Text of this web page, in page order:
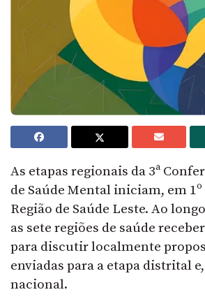
As etapas regionais da 3ª
de Saúde Mental iniciam, em
Região de Saúde Leste. Ao
as sete regiões de saúde
para discutir localmente
enviadas para a etapa distrital
nacional.